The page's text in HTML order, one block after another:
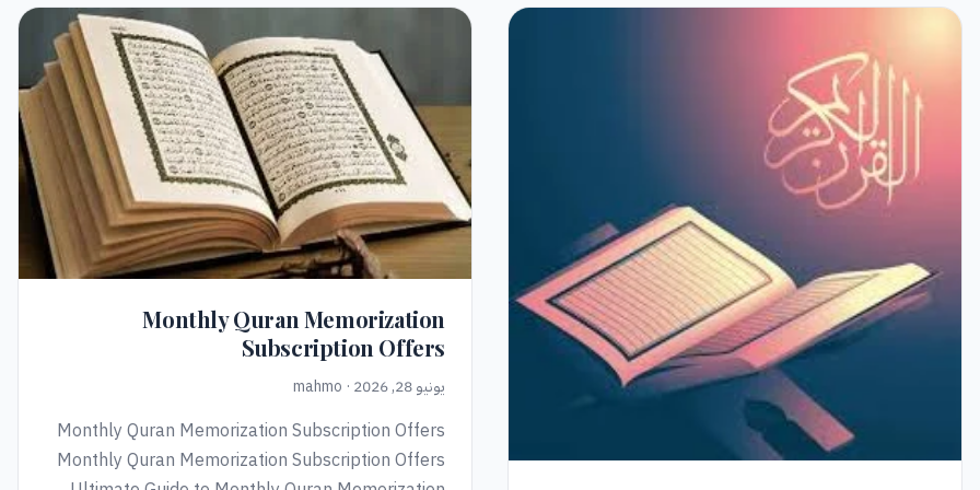
Monthly Quran Memorization
Subscription Offers
يونيو 28, 2026 · mahmo
Monthly Quran Memorization Subscription Offers
Monthly Quran Memorization Subscription Offers